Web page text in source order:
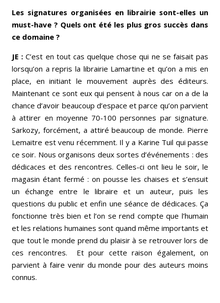
Les signatures organisées en librairie sont-elles un
must-have ? Quels ont été les plus gros succès dans
ce domaine ?
JE : C’est en tout cas quelque chose qui ne se faisait pas
lorsqu’on a repris la librairie Lamartine et qu’on a mis en
place, en initiant le mouvement auprès des éditeurs.
Maintenant ce sont eux qui pensent à nous car on a de la
chance d’avoir beaucoup d’espace et parce qu’on parvient
à attirer en moyenne 70-100 personnes par signature.
Sarkozy, forcément, a attiré beaucoup de monde. Pierre
Lemaitre est venu récemment. Il y a Karine Tuil qui passe
ce soir. Nous organisons deux sortes d’événements : des
dédicaces et des rencontres. Celles-ci ont lieu le soir, le
magasin étant fermé : on pousse les chaises et s’ensuit
un échange entre le libraire et un auteur, puis les
questions du public et enfin une séance de dédicaces. Ça
fonctionne très bien et l’on se rend compte que l’humain
et les relations humaines sont quand même importants et
que tout le monde prend du plaisir à se retrouver lors de
ces rencontres. Et pour cette raison également, on
parvient à faire venir du monde pour des auteurs moins
connus.